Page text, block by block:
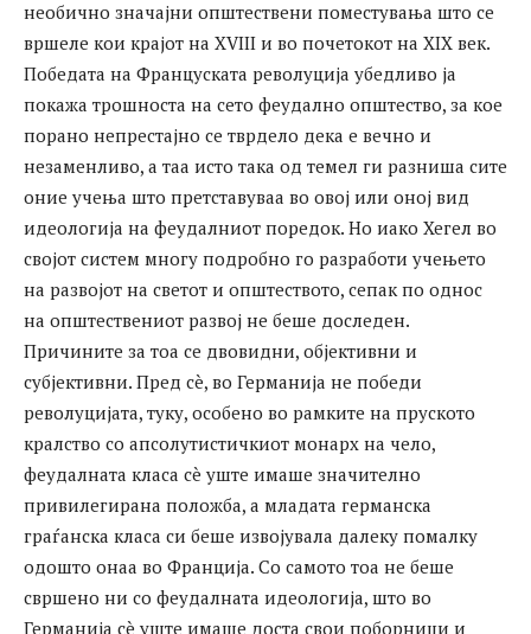
необично значајни општествени поместувања што се
вршеле кои крајот на XVIII и во почетокот на XIX век.
Победата на Француската револуција убедливо ја
покажа трошноста на сето феудално општество, за кое
порано непрестајно се тврдело дека е вечно и
незаменливо, а таа исто така од темел ги разниша сите
оние учења што претставуваа во овој или оној вид
идеологија на феудалниот поредок. Но иако Хегел во
својот систем многу подробно го разработи учењето
на развојот на светот и општеството, сепак по однос
на општествениот развој не беше доследен.
Причините за тоа се двовидни, објективни и
субјективни. Пред сè, во Германија не победи
револуцијата, туку, особено во рамките на пруското
кралство со апсолутистичкиот монарх на чело,
феудалната класа сè уште имаше значително
привилегирана положба, а младата германска
граѓанска класа си беше извојувала далеку помалку
одошто онаа во Франција. Со самото тоа не беше
свршено ни со феудалната идеологија, што во
Германија сè уште имаше доста свои поборници и